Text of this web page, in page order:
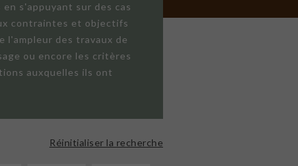
s'appuyant sur des cas
contraintes et objectifs
l'ampleur des travaux de
ou encore les critères
auxquelles ils ont
Réinitialiser la recherche